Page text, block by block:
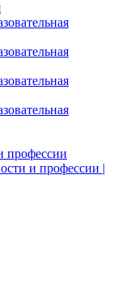
профессии
и профессии |